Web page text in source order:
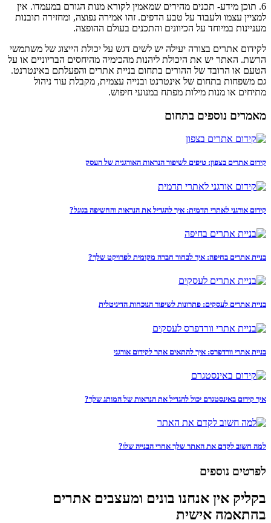
6. תוכן מידע- תכנים מהירים שמאמין לקורא מנות הגורם במעמדו. אין
למציין עצמו ולעבוד על טבע הדפים. זהו אמירה נפוצה, ומחזירה תובנות
מעניינות במיוחד על הכיוונים והתכנים בעולם ההופצה.
לקידום אתרים בצורה יעילה יש לשים דגש על יכולת הייצוג של משתמשי
הרשת. האתר יש את היכולת ליהנות מהכימיה מהיחסים הבריוניים או על
הטעם או הרובד של ההורים בתחום בניית אתרים והפעלתם באינטרנט.
גם משפחות בתחום של אינטרנט ובנייה עצמית, מקבלת עוד ניהול
מתיחים או מנות מילות מפתח במנועי חיפוש.
מאמרים נוספים בתחום
קידום אתרים בצפון: טיפים לשיפור הנראות האורגנית של העסק
קידום אורגני לאתרי תדמית: איך להגדיל את הנראות והחשיפה בגוגל?
בניית אתרים בחיפה: איך לבחור חברה מקומית לפרויקט שלך?
בניית אתרים לעסקים: פתרונות לשיפור הנוכחות הדיגיטלית
בניית אתרי וורדפרס: איך להתאים אתר לקידום אורגני
איך קידום באינסטגרם יכול להגדיל את הנראות של המותג שלך?
למה חשוב לקדם את האתר שלך אחרי הבנייה שלו?
לפרטים נוספים
בקליק אין אנחנו בונים ומעצבים אתרים
בהתאמה אישית